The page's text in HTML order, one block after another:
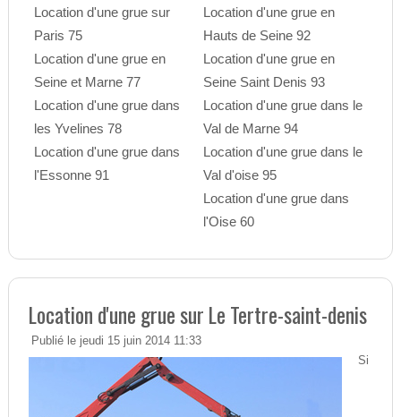
Location d'une grue sur
Paris 75
Location d'une grue en
Seine et Marne 77
Location d'une grue dans
les Yvelines 78
Location d'une grue dans
l'Essonne 91
Location d'une grue en
Hauts de Seine 92
Location d'une grue en
Seine Saint Denis 93
Location d'une grue dans le
Val de Marne 94
Location d'une grue dans le
Val d'oise 95
Location d'une grue dans
l'Oise 60
Location d'une grue sur Le Tertre-saint-denis
Publié le jeudi 15 juin 2014 11:33
Si